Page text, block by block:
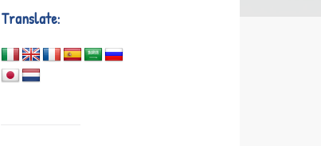
Translate: